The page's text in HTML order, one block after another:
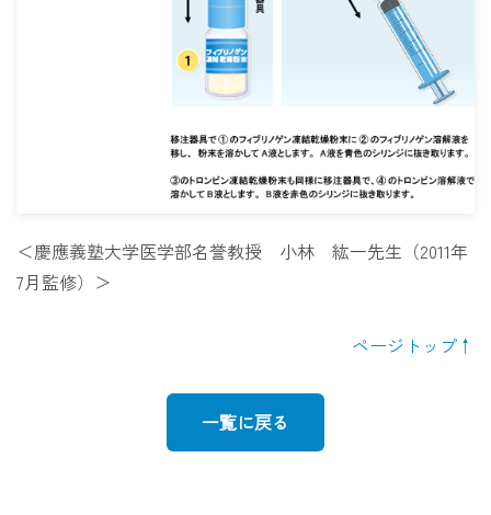
＜慶應義塾大学医学部名誉教授 小林 紘一先生（2011年
7月監修）＞
ページトップ
一覧に戻る